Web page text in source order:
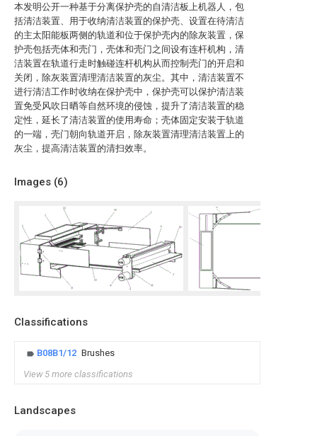
本发明公开一种基于分离保护壳的自清洁板上机器人，包
括清洁装置、用于收纳清洁装置的保护壳、设置在待清洁
的主太阳能板两侧的轨道和位于保护壳内的除灰装置，保
护壳包括壳体和壳门，壳体和壳门之间设有连杆机构，清
洁装置在轨道行走时触碰连杆机构从而控制壳门的开启和
关闭，除灰装置清理清洁装置的灰尘。其中，清洁装置不
进行清洁工作时收纳在保护壳中，保护壳可以保护清洁装
置免受风吹日晒等自然环境的侵蚀，提升了清洁装置的稳
定性，延长了清洁装置的使用寿命；壳体固定安装于轨道
的一端，壳门朝向轨道开启，除灰装置清理清洁装置上的
灰尘，提高清洁装置的清扫效率。
Images (6)
Classifications
B08B1/12 Brushes
View 5 more classifications
Landscapes